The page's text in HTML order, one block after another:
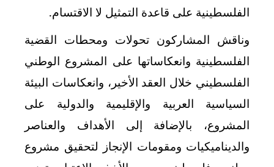
الفلسطينية على قاعدة التمثيل لا الاقتسام.
وناقش المشاركون تحولات ومحطات القضية
الفلسطينية وانعكاساتها على المشروع الوطني
الفلسطيني خلال العقد الأخير، وانعكاسات البيئة
السياسية العربية والإقليمية والدولية على
المشروع، بالإضافة إلى الأهداف والعناصر
والديناميكيات ومقومات الإنجاز لتحقيق مشروع